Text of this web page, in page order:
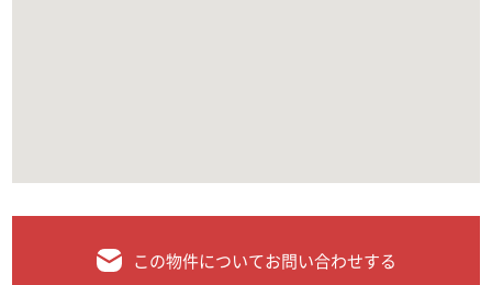
この物件についてお問い合わせする